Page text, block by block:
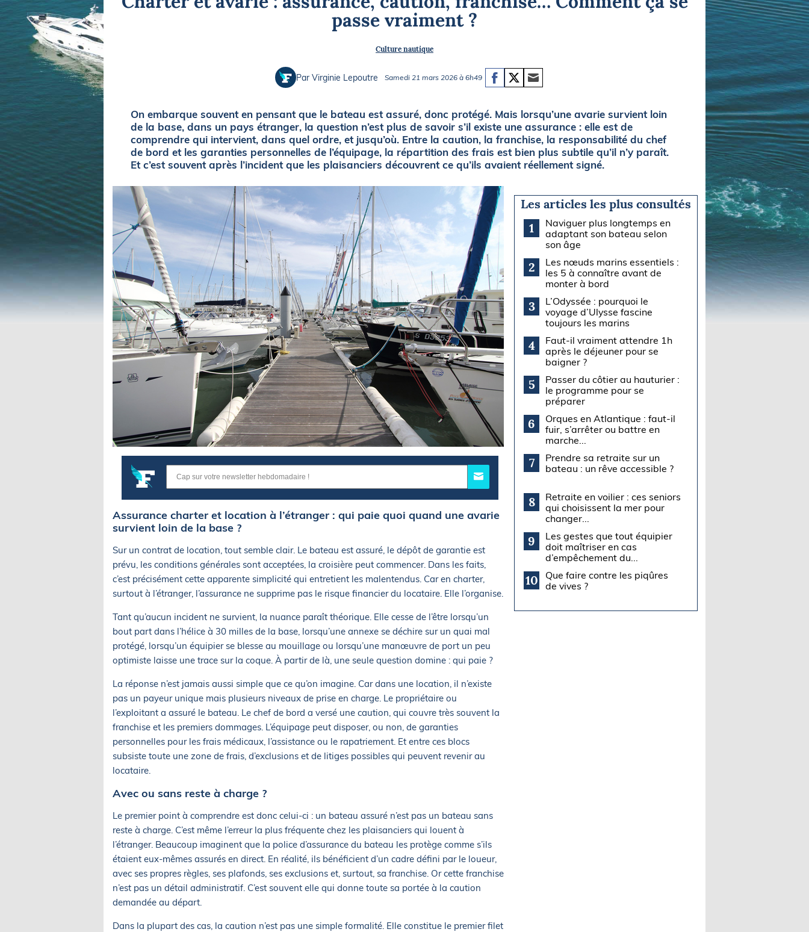
Equipements
Glisse
Briefings
passe vraiment ?
Culture nautique
Par Virginie Lepoutre Samedi 21 mars 2026 à 6h49
On embarque souvent en pensant que le bateau est assuré, donc protégé. Mais lorsqu’une avarie survient loin
de la base, dans un pays étranger, la question n’est plus de savoir s’il existe une assurance : elle est de
comprendre qui intervient, dans quel ordre, et jusqu’où. Entre la caution, la franchise, la responsabilité du chef
de bord et les garanties personnelles de l’équipage, la répartition des frais est bien plus subtile qu’il n’y paraît.
Et c’est souvent après l’incident que les plaisanciers découvrent ce qu’ils avaient réellement signé.
Assurance charter et location à l’étranger : qui paie quoi quand une avarie
survient loin de la base ?
Sur un contrat de location, tout semble clair. Le bateau est assuré, le dépôt de garantie est
prévu, les conditions générales sont acceptées, la croisière peut commencer. Dans les faits,
c’est précisément cette apparente simplicité qui entretient les malentendus. Car en charter,
surtout à l’étranger, l’assurance ne supprime pas le risque financier du locataire. Elle l’organise.
Tant qu’aucun incident ne survient, la nuance paraît théorique. Elle cesse de l’être lorsqu’un
bout part dans l’hélice à 30 milles de la base, lorsqu’une annexe se déchire sur un quai mal
protégé, lorsqu’un équipier se blesse au mouillage ou lorsqu’une manœuvre de port un peu
optimiste laisse une trace sur la coque. À partir de là, une seule question domine : qui paie ?
La réponse n’est jamais aussi simple que ce qu’on imagine. Car dans une location, il n’existe
pas un payeur unique mais plusieurs niveaux de prise en charge. Le propriétaire ou
l’exploitant a assuré le bateau. Le chef de bord a versé une caution, qui couvre très souvent la
franchise et les premiers dommages. L’équipage peut disposer, ou non, de garanties
personnelles pour les frais médicaux, l’assistance ou le rapatriement. Et entre ces blocs
subsiste toute une zone de frais, d’exclusions et de litiges possibles qui peuvent revenir au
locataire.
Avec ou sans reste à charge ?
Le premier point à comprendre est donc celui-ci : un bateau assuré n’est pas un bateau sans
reste à charge. C’est même l’erreur la plus fréquente chez les plaisanciers qui louent à
l’étranger. Beaucoup imaginent que la police d’assurance du bateau les protège comme s’ils
étaient eux-mêmes assurés en direct. En réalité, ils bénéficient d’un cadre défini par le loueur,
avec ses propres règles, ses plafonds, ses exclusions et, surtout, sa franchise. Or cette franchise
n’est pas un détail administratif. C’est souvent elle qui donne toute sa portée à la caution
demandée au départ.
Dans la plupart des cas, la caution n’est pas une simple formalité. Elle constitue le premier filet
Les articles les plus consultés
1
Naviguer plus longtemps en
adaptant son bateau selon
son âge
2
Les nœuds marins essentiels :
les 5 à connaître avant de
monter à bord
3
L’Odyssée : pourquoi le
voyage d’Ulysse fascine
toujours les marins
4
Faut-il vraiment attendre 1h
après le déjeuner pour se
baigner ?
5
Passer du côtier au hauturier :
le programme pour se
préparer
6
Orques en Atlantique : faut-il
fuir, s’arrêter ou battre en
marche...
7
Prendre sa retraite sur un
bateau : un rêve accessible ?
8
Retraite en voilier : ces seniors
qui choisissent la mer pour
changer...
9
Les gestes que tout équipier
doit maîtriser en cas
d’empêchement du...
10
Que faire contre les piqûres
de vives ?